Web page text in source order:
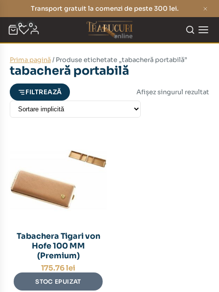
Transport gratuit la comenzi de peste 300 lei.
0 0
Prima pagină/ Produse etichetate „tabacheră portabilă”
tabacheră portabilă
FILTREAZĂ Afișez singurul rezultat
Tabachera Tigari von
Hofe 100 MM
(Premium)
175.76lei
STOC EPUIZAT